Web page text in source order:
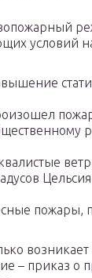
условий
пожары,
– приказ о